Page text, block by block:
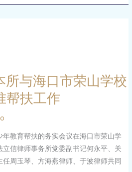
所与海口市荣山学校
帮扶工作
教育帮扶的务实会议在海口市荣山学
信律师事务所党委副书记何永平、关
周玉琴、方海燕律师、于波律师共同